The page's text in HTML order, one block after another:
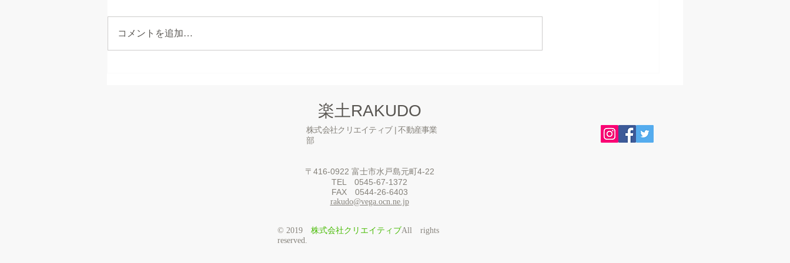
市御幸町 373坪
思います。 土地の形は長方形、2
近隣商業地域 地目：宅地...
コメントを追加…
​楽土RAKUDO
株式会社クリエイティブ | 不動産事業
部
〒416-0922 富士市水戸島元町4-22
​TEL 0545-67-1372
​FAX 0544-26-6403
rakudo@vega.ocn.ne.jp
© 2019 株式会社クリエイティブAll rights
reserved.